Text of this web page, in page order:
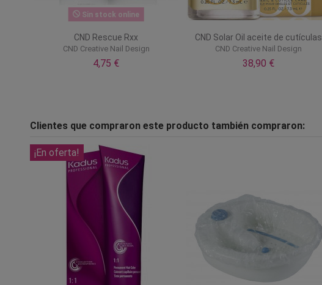
Sin stock online
CND Rescue Rxx
CND Creative Nail Design
4,75 €
CND Solar Oil aceite de cutículas
CND Creative Nail Design
38,90 €
Clientes que compraron este producto también compraron:
¡En oferta!